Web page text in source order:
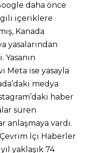
daha önce
içeriklere
Kanada
yasalarından
ise yasayla
medya
haber
süren
anlaşmaya vardı.
İçi Haberler
yaklaşık 74